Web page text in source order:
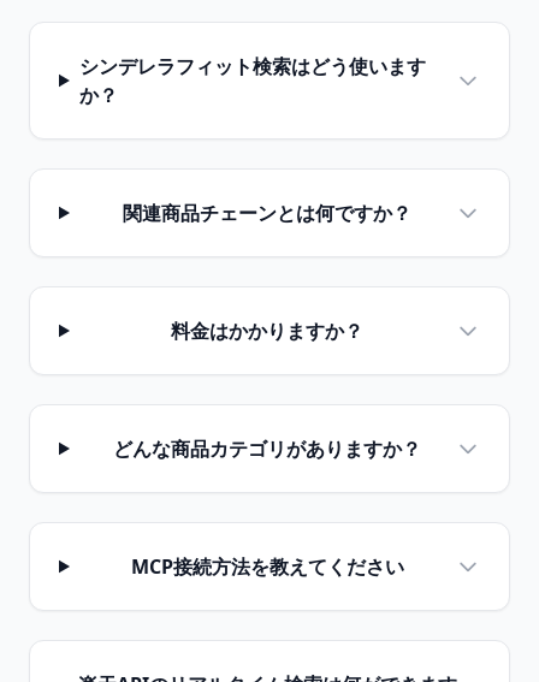
シンデレラフィット検索はどう使います
か？
関連商品チェーンとは何ですか？
料金はかかりますか？
どんな商品カテゴリがありますか？
MCP接続方法を教えてください